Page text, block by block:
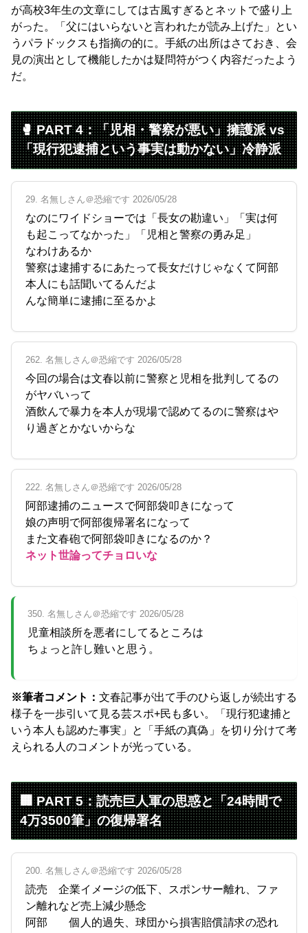
が高校3年生の文章にしては古風すぎるとネットで盛り上
がった。「父にはいらないと言われたが読み上げた」とい
うパラドックスも指摘の的に。手紙の出所はさておき、会
見の演出として機能したかは疑問符がつく内容だったよう
だ。
🥊 PART 4：「児相・警察が悪い」擁護派 vs
「現行犯逮捕という事実は動かない」冷静派
29. 名無しさん＠恐縮です 2026/05/28
なのにワイドショーでは「長女の勘違い」「実は何
も起こってなかった」「児相と警察の勇み足」
なわけあるか
警察は逮捕するにあたって長女だけじゃなくて阿部
本人にも話聞いてるんだよ
んな簡単に逮捕に至るかよ
262. 名無しさん＠恐縮です 2026/05/28
今回の場合は文春以前に警察と児相を批判してるの
がヤバいって
酒飲んで暴力を本人が現場で認めてるのに警察はや
り過ぎとかないからな
222. 名無しさん＠恐縮です 2026/05/28
阿部逮捕のニュースで阿部袋叩きになって
娘の声明で阿部復帰署名になって
また文春砲で阿部袋叩きになるのか？
ネット世論ってチョロいな
350. 名無しさん＠恐縮です 2026/05/28
児童相談所を悪者にしてるところは
ちょっと許し難いと思う。
※筆者コメント： 文春記事が出て手のひら返しが続出する
様子を一歩引いて見る芸スポ+民も多い。「現行犯逮捕と
いう本人も認めた事実」と「手紙の真偽」を切り分けて考
えられる人のコメントが光っている。
🏢 PART 5：読売巨人軍の思惑と「24時間で
4万3500筆」の復帰署名
200. 名無しさん＠恐縮です 2026/05/28
読売 企業イメージの低下、スポンサー離れ、ファ
ン離れなど売上減少懸念
阿部 個人的過失、球団から損害賠償請求の恐れ